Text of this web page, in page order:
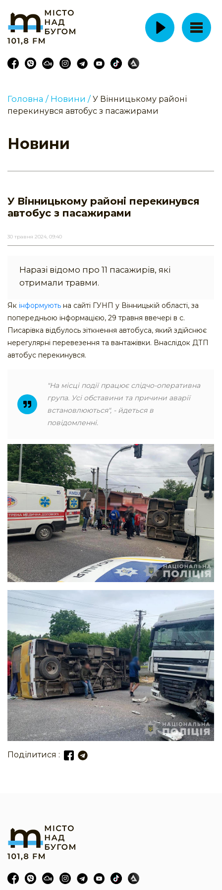
Головна / Новини / У Вінницькому районі
перекинувся автобус з пасажирами
Новини
У Вінницькому районі перекинувся
автобус з пасажирами
30 травня 2024, 09:40
Наразі відомо про 11 пасажирів, які
отримали травми.
Як інформують на сайті ГУНП у Вінницькій області, за
попередньою інформацією, 29 травня ввечері в с.
Писарівка відбулось зіткнення автобуса, який здійснює
нерегулярні перевезення та вантажівки. Внаслідок ДТП
автобус перекинувся.
"На місці події працює слідчо-оперативна
група. Усі обставини та причини аварії
встановлюються", - йдеться в
повідомленні.
Поділитися :